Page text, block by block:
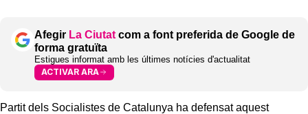
Afegir La Ciutat com a font preferida de Google de
forma gratuïta
Estigues informat amb les últimes notícies d'actualitat
ACTIVAR ARA
Partit dels Socialistes de Catalunya ha defensat aquest